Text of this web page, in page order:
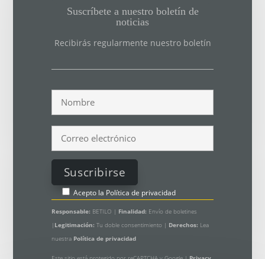
Suscríbete a nuestro boletín de
noticias
Recibirás regularmente nuestro boletín
Acepto la Política de privacidad
Responsable: BETILO | Finalidad: Envío de boletines
| Legitimación: Tu doble consentimiento | Derechos: Lea
nuestra Política de privacidad